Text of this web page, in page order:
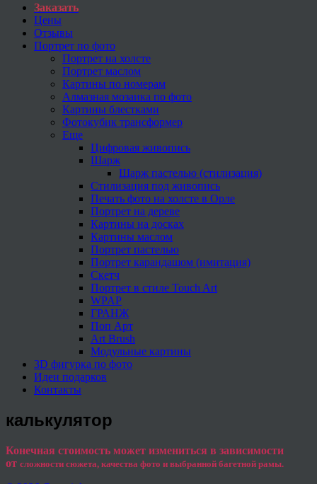
Заказать
Цены
Отзывы
Портрет по фото
Портрет на холсте
Портрет маслом
Картины по номерам
Алмазная мозаика по фото
Картины блестками
Фотокубик трансформер
Еще
Цифровая живопись
Шарж
Шарж пастелью (стилизация)
Стилизация под живопись
Печать фото на холсте в Орле
Портрет на дереве
Картины на досках
Картины маслом
Портрет пастелью
Портрет карандашом (имитация)
Скетч
Портрет в стиле Touch Art
WPAP
ГРАНЖ
Поп Арт
Art Brush
Модульные картины
3D фигурка по фото
Идеи подарков
Контакты
калькулятор
Конечная стоимость может измениться в зависимости
от сложности сюжета, качества фото и выбранной багетной рамы.